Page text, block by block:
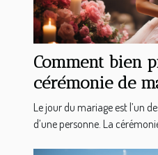
Comment bien
cérémonie de
Le jour du mariage est l’un
d’une personne. La